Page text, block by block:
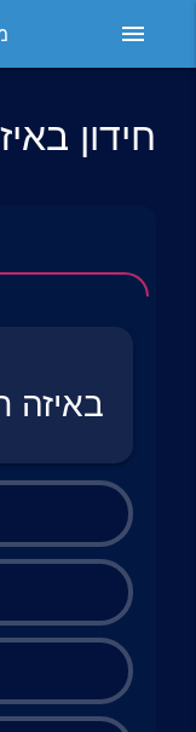
menu
חידון
באיזה